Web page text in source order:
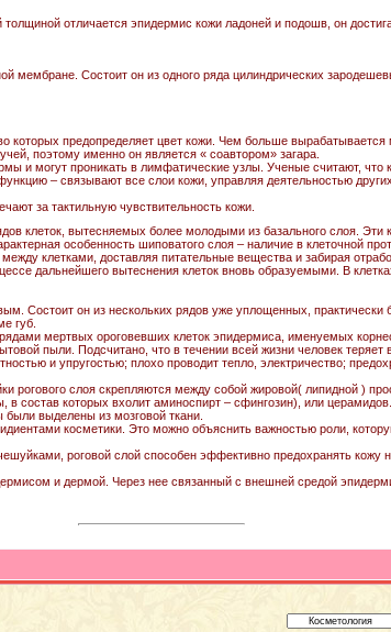
отличается эпидермис кожи ладоней и подошв, он
мембране. Состоит он из одного ряда цилиндрических
которых предопределяет цвет кожи. Чем больше
поэтому именно он является « соавтором» загара.
и могут проникать в лимфатические узлы. Ученые считают, что
– связывают все слои кожи, управляя деятельностью
за тактильную чувствительность кожи.
клеток, вытесняемых более молодыми из базального слоя.
особенность шиповатого слоя – наличие в клеточной
клетками, доставляя питательные вещества и забирая
дальнейшего вытеснения клеток вновь образуемыми. В
Состоит он из нескольких рядов уже уплощенных,
губ.
мертвых ороговевших клеток эпидермиса, именуемых
пыли. Подсчитано, что в течении всей жизни человек теряет
и упругостью; плохо проводит тепло, электричество;
рогового слоя скрепляются между собой жировой( липидной )
состав которых вхолит аминоспирт – сфингозин), или
были выделены из мозговой ткани.
косметики. Это можно объяснить важностью роли,
роговой слой способен эффективно предохранять кожу
и дермой. Через нее связанный с внешней средой